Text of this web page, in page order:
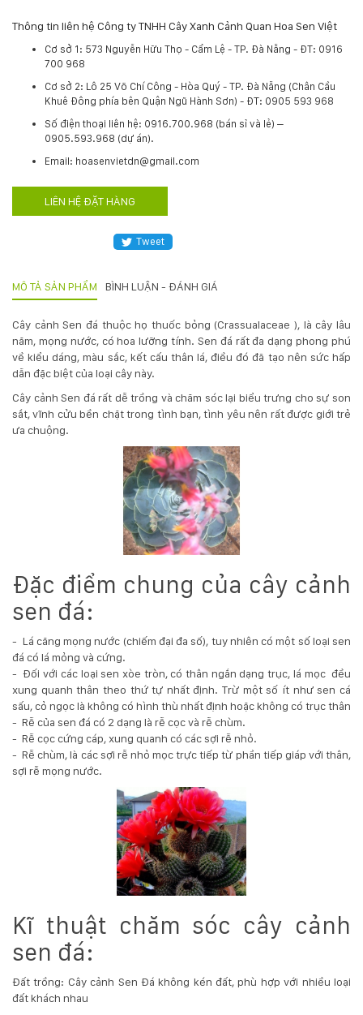
Hotline
0931.914.968
hoasenvietdn@gmail.com
Nguyễn
Hữu
Lệ
-
nẵng
-
168
Võ
Nẵng
Thông tin liên hệ Công ty TNHH Cây Xanh Cảnh Quan Hoa Sen Việt
Cơ sở 1: 573 Nguyễn Hữu Thọ - Cẩm Lệ - TP. Đà Nẵng - ĐT: 0916
700 968
Cơ sở 2: Lô 25 Võ Chí Công - Hòa Quý - TP. Đà Nẵng (Chân Cầu
Khuê Đông phía bên Quận Ngũ Hành Sơn) - ĐT: 0905 593 968
​Số điện thoại liên hệ: 0916.700.968 (bán sỉ và lẻ) –
0905.593.968 (dự án).
Email: hoasenvietdn@gmail.com
LIÊN HỆ ĐẶT HÀNG
Tweet
MÔ TẢ SẢN PHẨM BÌNH LUẬN - ĐÁNH GIÁ
Cây cảnh Sen đá thuộc họ thuốc bỏng (Crassualaceae ), là cây lâu
năm, mọng nước, có hoa lưỡng tính. Sen đá rất đa dạng phong phú
về kiểu dáng, màu sắc, kết cấu thân lá, điều đó đã tạo nên sức hấp
dẫn đặc biệt của loại cây này.
Cây cảnh Sen đá rất dễ trồng và chăm sóc lại biểu trưng cho sự son
sắt, vĩnh cửu bền chặt trong tình bạn, tình yêu nên rất được giới trẻ
ưa chuộng.
Đặc điểm chung của cây cảnh
sen đá:
- Lá căng mọng nước (chiếm đại đa số), tuy nhiên có một số loại sen
đá có lá mỏng và cứng.
- Đối với các loại sen xòe tròn, có thân ngắn dạng trục, lá mọc đều
xung quanh thân theo thứ tự nhất định. Trừ một số ít như sen cá
sấu, cỏ ngọc là không có hình thù nhất định hoặc không có trục thân
- Rễ của sen đá có 2 dạng là rễ cọc và rễ chùm.
- Rễ cọc cứng cáp, xung quanh có các sợi rễ nhỏ.
- Rễ chùm, là các sợi rễ nhỏ mọc trực tiếp từ phần tiếp giáp với thân,
sợi rễ mọng nước.
Kĩ thuật chăm sóc cây cảnh
sen đá:
Đất trồng: Cây cảnh Sen Đá không kén đất, phù hợp với nhiều loại
đất khách nhau